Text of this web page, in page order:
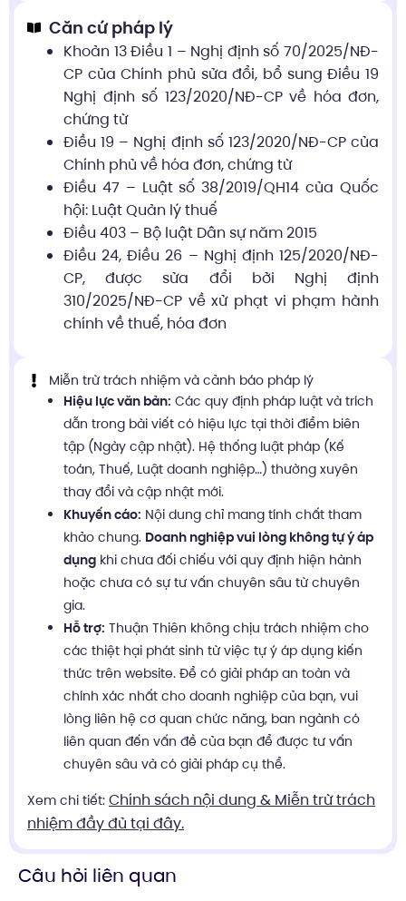
Căn cứ pháp lý
Khoản 13 Điều 1 – Nghị định số 70/2025/NĐ-
CP của Chính phủ sửa đổi, bổ sung Điều 19
Nghị định số 123/2020/NĐ-CP về hóa đơn,
chứng từ
Điều 19 – Nghị định số 123/2020/NĐ-CP của
Chính phủ về hóa đơn, chứng từ
Điều 47 – Luật số 38/2019/QH14 của Quốc
hội: Luật Quản lý thuế
Điều 403 – Bộ luật Dân sự năm 2015
Điều 24, Điều 26 – Nghị định 125/2020/NĐ-
CP, được sửa đổi bởi Nghị định
310/2025/NĐ-CP về xử phạt vi phạm hành
chính về thuế, hóa đơn
Miễn trừ trách nhiệm và cảnh báo pháp lý
Hiệu lực văn bản: Các quy định pháp luật và trích
dẫn trong bài viết có hiệu lực tại thời điểm biên
tập (Ngày cập nhật). Hệ thống luật pháp (Kế
toán, Thuế, Luật doanh nghiệp…) thường xuyên
thay đổi và cập nhật mới.
Khuyến cáo: Nội dung chỉ mang tính chất tham
khảo chung. Doanh nghiệp vui lòng không tự ý áp
dụng khi chưa đối chiếu với quy định hiện hành
hoặc chưa có sự tư vấn chuyên sâu từ chuyên
gia.
Hỗ trợ: Thuận Thiên không chịu trách nhiệm cho
các thiệt hại phát sinh từ việc tự ý áp dụng kiến
thức trên website. Để có giải pháp an toàn và
chính xác nhất cho doanh nghiệp của bạn, vui
lòng liên hệ cơ quan chức năng, ban ngành có
liên quan đến vấn đề của bạn để được tư vấn
chuyên sâu và có giải pháp cụ thể.
Xem chi tiết: Chính sách nội dung & Miễn trừ trách
nhiệm đầy đủ tại đây.
Câu hỏi liên quan